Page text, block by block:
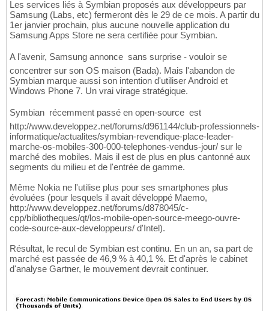
Les services liés à Symbian proposés aux développeurs par
Samsung (Labs, etc) fermeront dès le 29 de ce mois. A partir du
1er janvier prochain, plus aucune nouvelle application du
Samsung Apps Store ne sera certifiée pour Symbian.
A l'avenir, Samsung annonce  sans surprise - vouloir se
concentrer sur son OS maison (Bada). Mais l'abandon de
Symbian marque aussi son intention d'utiliser Android et
Windows Phone 7. Un vrai virage stratégique.
Symbian  récemment passé en open-source  est
http://www.developpez.net/forums/d961144/club-professionnels-
informatique/actualites/symbian-revendique-place-leader-
marche-os-mobiles-300-000-telephones-vendus-jour/ sur le
marché des mobiles. Mais il est de plus en plus cantonné aux
segments du milieu et de l'entrée de gamme.
Même Nokia ne l'utilise plus pour ses smartphones plus
évoluées (pour lesquels il avait développé Maemo,
http://www.developpez.net/forums/d878045/c-
cpp/bibliotheques/qt/los-mobile-open-source-meego-ouvre-
code-source-aux-developpeurs/ d'Intel).
Résultat, le recul de Symbian est continu. En un an, sa part de
marché est passée de 46,9 % à 40,1 %. Et d'après le cabinet
d'analyse Gartner, le mouvement devrait continuer.